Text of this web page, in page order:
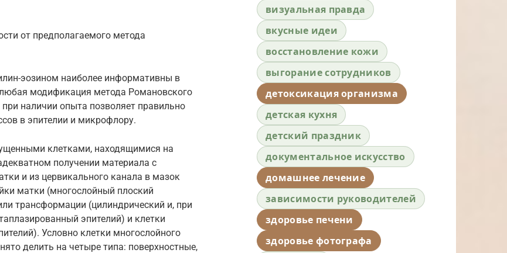
от предполагаемого метода
эозином наиболее информативны в
модификация метода Романовского
наличии опыта позволяет правильно
в эпителии и микрофлору.
клетками, находящимися на
получении материала с
и из цервикального канала в мазок
матки (многослойный плоский
трансформации (цилиндрический и, при
эпителий) и клетки
Условно клетки многослойного
делить на четыре типа: поверхностные,
визуальная правда
вкусные идеи
восстановление кожи
выгорание сотрудников
детоксикация организма
детская кухня
детский праздник
документальное искусство
домашнее лечение
зависимости руководителей
здоровье печени
здоровье фотографа